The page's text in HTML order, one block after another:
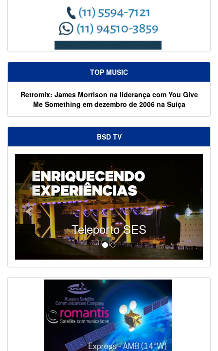
TOP MUSIC
Retromix: James Morrison na liderança com You Give
Me Something em dezembro de 2006 na Suíça
BSD TV
Teleporto SES